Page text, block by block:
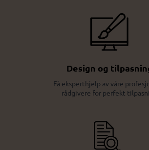
Design og
Få eksperthjelp av våre
rådgivere for perfekt